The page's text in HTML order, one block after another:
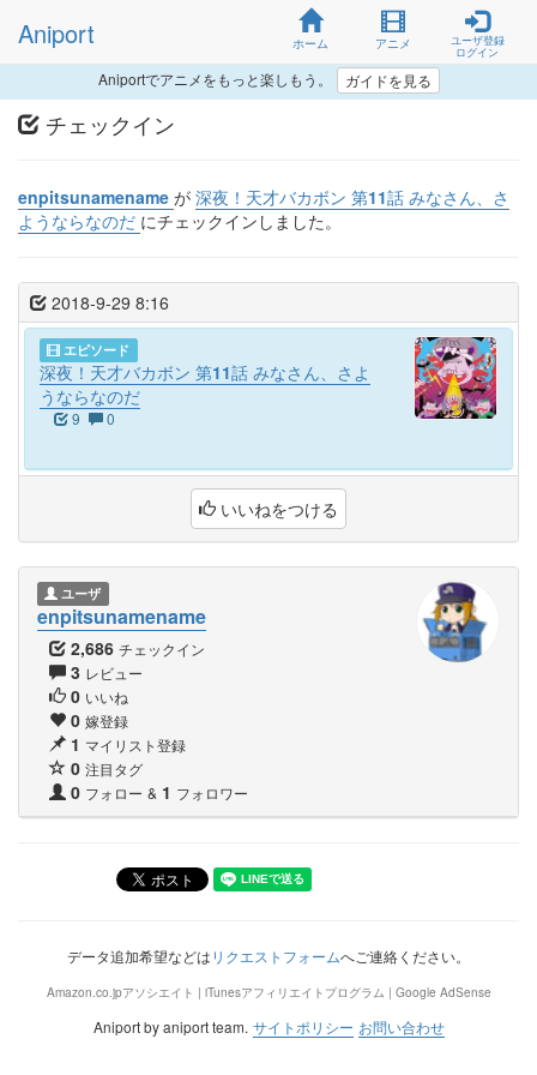
Aniport ホーム アニメ
ユーザ登録
ログイン
Aniportでアニメをもっと楽しもう。 ガイドを見る
チェックイン
enpitsunamename が 深夜！天才バカボン 第11話 みなさん、さ
ようならなのだ にチェックインしました。
2018-9-29 8:16
エピソード
深夜！天才バカボン 第11話 みなさん、さよ
うならなのだ
9 0
いいねをつける
ユーザ
enpitsunamename
2,686 チェックイン
3 レビュー
0 いいね
0 嫁登録
1 マイリスト登録
0 注目タグ
0 フォロー & 1 フォロワー
データ追加希望などはリクエストフォームへご連絡ください。
Amazon.co.jpアソシエイト | iTunesアフィリエイトプログラム | Google AdSense
Aniport by aniport team. サイトポリシー お問い合わせ